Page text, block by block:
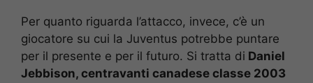
Per quanto riguarda l’attacco, invece, c’è un
giocatore su cui la Juventus potrebbe puntare
per il presente e per il futuro. Si tratta di Daniel
Jebbison, centravanti canadese classe 2003